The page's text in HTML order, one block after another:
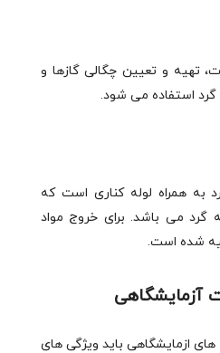
تهیه و تعیین چگالی گازها و
گرد استفاده می شود.
به همراه لوله کناری است که
گرد می باشد. برای خروج مواد
شده است.
آزمایشگاهی
ازمایشگاهی باید ویژگی های